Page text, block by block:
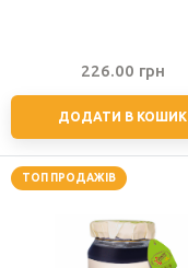
226.00 грн
ДОДАТИ В КОШИК
ТОП ПРОДАЖІВ